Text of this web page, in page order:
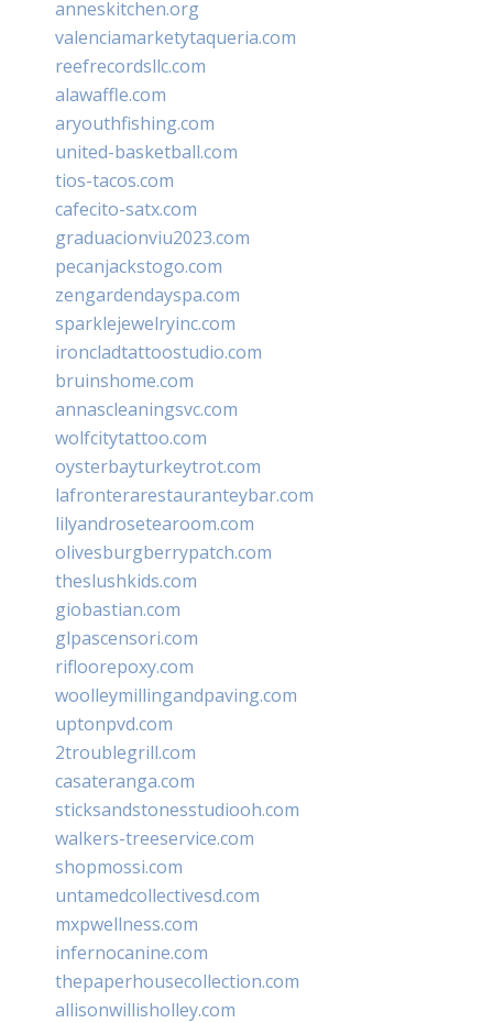
anneskitchen.org
valenciamarketytaqueria.com
reefrecordsllc.com
alawaffle.com
aryouthfishing.com
united-basketball.com
tios-tacos.com
cafecito-satx.com
graduacionviu2023.com
pecanjackstogo.com
zengardendayspa.com
sparklejewelryinc.com
ironcladtattoostudio.com
bruinshome.com
annascleaningsvc.com
wolfcitytattoo.com
oysterbayturkeytrot.com
lafronterarestauranteybar.com
lilyandrosetearoom.com
olivesburgberrypatch.com
theslushkids.com
giobastian.com
glpascensori.com
rifloorepoxy.com
woolleymillingandpaving.com
uptonpvd.com
2troublegrill.com
casateranga.com
sticksandstonesstudiooh.com
walkers-treeservice.com
shopmossi.com
untamedcollectivesd.com
mxpwellness.com
infernocanine.com
thepaperhousecollection.com
allisonwillisholley.com